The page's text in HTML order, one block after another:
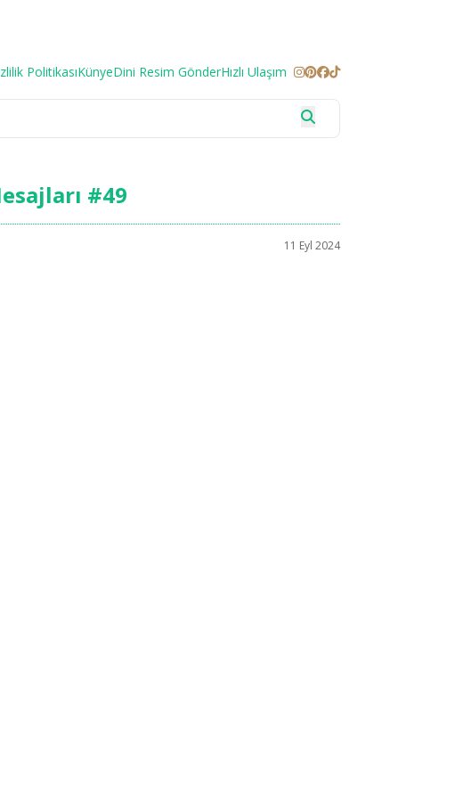
PolitikasıKünyeDini Resim GönderHızlı Ulaşım
#49
11 Eyl 2024